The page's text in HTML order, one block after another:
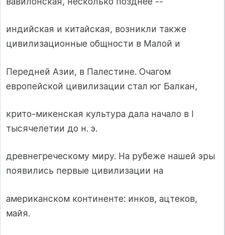
индийская и китайская, возникли также
цивилизационные общности в Малой и
Передней Азии, в Палестине. Очагом
европейской цивилизации стал юг Балкан,
крито-микенская культура дала начало в I
тысячелетии до н. э.
древнегреческому миру. На рубеже нашей эры
появились первые цивилизации на
американском континенте: инков, ацтеков,
майя.